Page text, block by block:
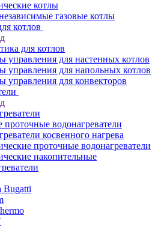
котлы
газовые котлы
котлов
для котлов
управления для настенных котлов
управления для напольных котлов
управления для конвекторов
проточные водонагреватели
косвенного нагрева
проточные водонагреватели
накопительные
Bugatti